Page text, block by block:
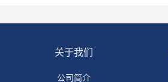
关于我们
公司简介